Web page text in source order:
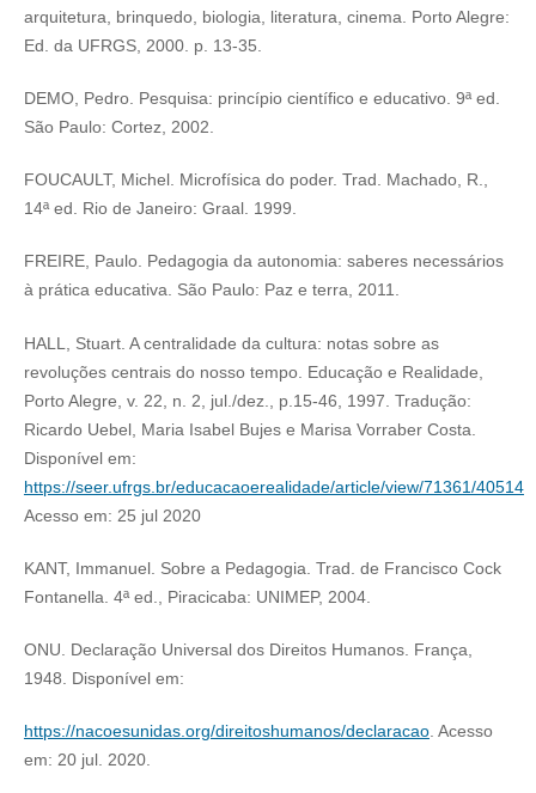
arquitetura, brinquedo, biologia, literatura, cinema. Porto Alegre:
Ed. da UFRGS, 2000. p. 13-35.
DEMO, Pedro. Pesquisa: princípio científico e educativo. 9ª ed.
São Paulo: Cortez, 2002.
FOUCAULT, Michel. Microfísica do poder. Trad. Machado, R.,
14ª ed. Rio de Janeiro: Graal. 1999.
FREIRE, Paulo. Pedagogia da autonomia: saberes necessários
à prática educativa. São Paulo: Paz e terra, 2011.
HALL, Stuart. A centralidade da cultura: notas sobre as
revoluções centrais do nosso tempo. Educação e Realidade,
Porto Alegre, v. 22, n. 2, jul./dez., p.15-46, 1997. Tradução:
Ricardo Uebel, Maria Isabel Bujes e Marisa Vorraber Costa.
Disponível em:
https://seer.ufrgs.br/educacaoerealidade/article/view/71361/40514
Acesso em: 25 jul 2020
KANT, Immanuel. Sobre a Pedagogia. Trad. de Francisco Cock
Fontanella. 4ª ed., Piracicaba: UNIMEP, 2004.
ONU. Declaração Universal dos Direitos Humanos. França,
1948. Disponível em:
https://nacoesunidas.org/direitoshumanos/declaracao. Acesso
em: 20 jul. 2020.